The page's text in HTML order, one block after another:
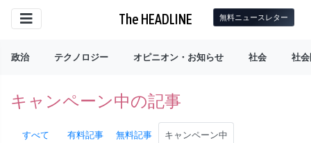
The HEADLINE 無料ニュースレター
政治 テクノロジー オピニオン・お知らせ 社会 社
キャンペーン中の記事
すべて 有料記事 無料記事 キャンペーン中